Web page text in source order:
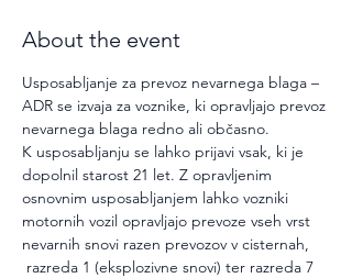
About the event
Usposabljanje za prevoz nevarnega blaga –
ADR se izvaja za voznike, ki opravljajo prevoz
nevarnega blaga redno ali občasno.
K usposabljanju se lahko prijavi vsak, ki je
dopolnil starost 21 let. Z opravljenim
osnovnim usposabljanjem lahko vozniki
motornih vozil opravljajo prevoze vseh vrst
nevarnih snovi razen prevozov v cisternah,
razreda 1 (eksplozivne snovi) ter razreda 7